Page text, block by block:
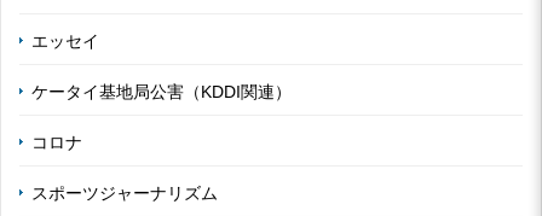
エッセイ
ケータイ基地局公害（KDDI関連）
コロナ
スポーツジャーナリズム